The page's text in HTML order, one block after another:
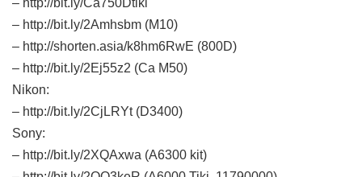
– http://bit.ly/2Amhsbm (M10)
– http://shorten.asia/k8hm6RwE (800D)
– http://bit.ly/2Ej55z2 (Ca M50)
Nikon:
– http://bit.ly/2CjLRYt (D3400)
Sony:
– http://bit.ly/2XQAxwa (A6300 kit)